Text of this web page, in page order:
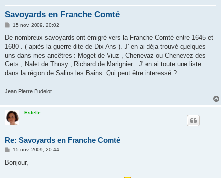
Savoyards en Franche Comté
M
s
a
g
15 nov. 2009, 20:02
De nombreux savoyards ont émigré vers la Franche Comté entre 1645 et
1680 . ( après la guerre dite de Dix Ans ). J' en ai déja trouvé quelques
uns dans mes ancêtres : Moget de Viuz , Chenevaz ou Chenevez des
Gets , Nalet de Thusy , Richard de Marignier . J' en ai toute une liste
dans la région de Salins les Bains. Qui peut être interessé ?
Jean Pierre Budelot
Estelle
Re: Savoyards en Franche Comté
M
s
15 nov. 2009, 20:44
Bonjour,